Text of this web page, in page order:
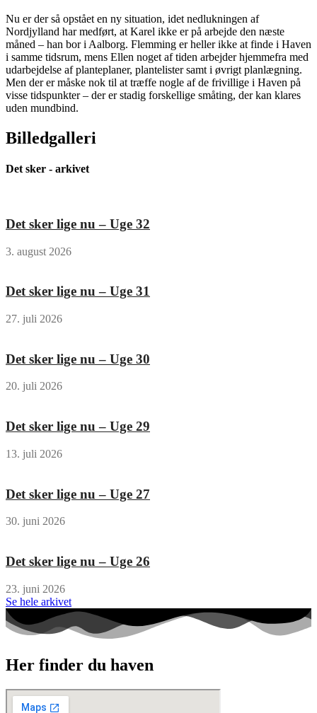
Nu er der så opstået en ny situation, idet nedlukningen af
Nordjylland har medført, at Karel ikke er på arbejde den næste
måned – han bor i Aalborg. Flemming er heller ikke at finde i Haven
i samme tidsrum, mens Ellen noget af tiden arbejder hjemmefra med
udarbejdelse af planteplaner, plantelister samt i øvrigt planlægning.
Men der er måske nok til at træffe nogle af de frivillige i Haven på
visse tidspunkter – der er stadig forskellige småting, der kan klares
uden mundbind.
Billedgalleri
Det sker - arkivet
Det sker lige nu – Uge 32
3. august 2026
Det sker lige nu – Uge 31
27. juli 2026
Det sker lige nu – Uge 30
20. juli 2026
Det sker lige nu – Uge 29
13. juli 2026
Det sker lige nu – Uge 27
30. juni 2026
Det sker lige nu – Uge 26
23. juni 2026
Se hele arkivet
Her finder du haven